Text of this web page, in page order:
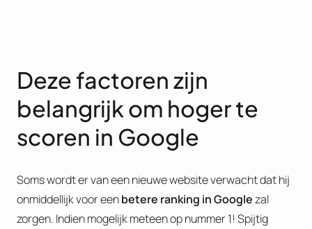
Deze factoren zijn
belangrijk om hoger te
scoren in Google
Soms wordt er van een nieuwe website verwacht dat hij
onmiddellijk voor eenbetere ranking in Googlezal
zorgen. Indien mogelijk meteen op nummer 1! Spijtig